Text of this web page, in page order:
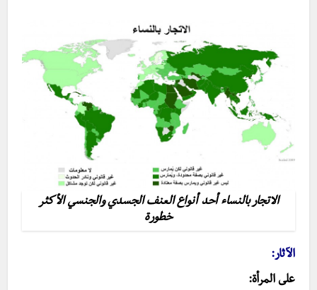
الاتجار بالنساء أحد أنواع العنف الجسدي والجنسي الأكثر
خطورة
الآثار:
على المرأة: